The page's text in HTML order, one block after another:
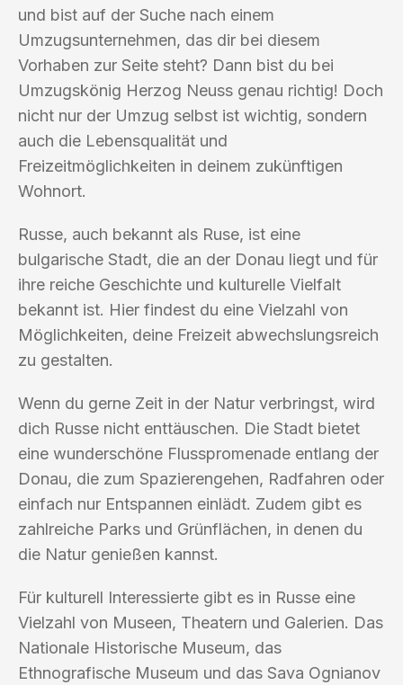
und bist auf der Suche nach einem
Umzugsunternehmen, das dir bei diesem
Vorhaben zur Seite steht? Dann bist du bei
Umzugskönig Herzog Neuss genau richtig! Doch
nicht nur der Umzug selbst ist wichtig, sondern
auch die Lebensqualität und
Freizeitmöglichkeiten in deinem zukünftigen
Wohnort.
Russe, auch bekannt als Ruse, ist eine
bulgarische Stadt, die an der Donau liegt und für
ihre reiche Geschichte und kulturelle Vielfalt
bekannt ist. Hier findest du eine Vielzahl von
Möglichkeiten, deine Freizeit abwechslungsreich
zu gestalten.
Wenn du gerne Zeit in der Natur verbringst, wird
dich Russe nicht enttäuschen. Die Stadt bietet
eine wunderschöne Flusspromenade entlang der
Donau, die zum Spazierengehen, Radfahren oder
einfach nur Entspannen einlädt. Zudem gibt es
zahlreiche Parks und Grünflächen, in denen du
die Natur genießen kannst.
Für kulturell Interessierte gibt es in Russe eine
Vielzahl von Museen, Theatern und Galerien. Das
Nationale Historische Museum, das
Ethnografische Museum und das Sava Ognianov